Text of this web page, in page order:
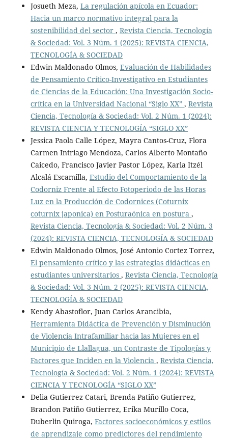
Josueth Meza, La regulación apícola en Ecuador:
Hacia un marco normativo integral para la
sostenibilidad del sector , Revista Ciencia, Tecnología
& Sociedad: Vol. 3 Núm. 1 (2025): REVISTA CIENCIA,
TECNOLOGÍA & SOCIEDAD
Edwin Maldonado Olmos, Evaluación de Habilidades
de Pensamiento Crítico-Investigativo en Estudiantes
de Ciencias de la Educación: Una Investigación Socio-
crítica en la Universidad Nacional “Siglo XX” , Revista
Ciencia, Tecnología & Sociedad: Vol. 2 Núm. 1 (2024):
REVISTA CIENCIA Y TECNOLOGÍA “SIGLO XX”
Jessica Paola Calle López, Mayra Cantos-Cruz, Flora
Carmen Intriago Mendoza, Carlos Alberto Montaño
Caicedo, Francisco Javier Pastor López, Karla Itzél
Alcalá Escamilla, Estudio del Comportamiento de la
Codorniz Frente al Efecto Fotoperiodo de las Horas
Luz en la Producción de Codornices (Coturnix
coturnix japonica) en Posturaónica en postura ,
Revista Ciencia, Tecnología & Sociedad: Vol. 2 Núm. 3
(2024): REVISTA CIENCIA, TECNOLOGÍA & SOCIEDAD
Edwin Maldonado Olmos, José Antonio Cortez Torrez,
El pensamiento crítico y las estrategias didácticas en
estudiantes universitarios , Revista Ciencia, Tecnología
& Sociedad: Vol. 3 Núm. 2 (2025): REVISTA CIENCIA,
TECNOLOGÍA & SOCIEDAD
Kendy Abastoflor, Juan Carlos Arancibia,
Herramienta Didáctica de Prevención y Disminución
de Violencia Intrafamiliar hacia las Mujeres en el
Municipio de Llallagua, un Contraste de Tipologías y
Factores que Inciden en la Violencia , Revista Ciencia,
Tecnología & Sociedad: Vol. 2 Núm. 1 (2024): REVISTA
CIENCIA Y TECNOLOGÍA “SIGLO XX”
Delia Gutierrez Catari, Brenda Patiño Gutierrez,
Brandon Patiño Gutierrez, Erika Murillo Coca,
Duberlin Quiroga, Factores socioeconómicos y estilos
de aprendizaje como predictores del rendimiento